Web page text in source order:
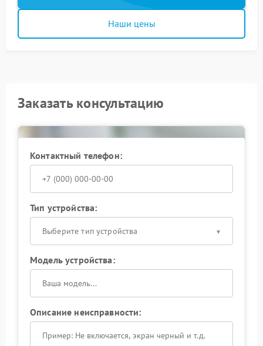
Наши цены
Заказать консультацию
Контактный телефон:
Тип устройства:
Выберите тип устройства
Модель устройства:
Описание неисправности: